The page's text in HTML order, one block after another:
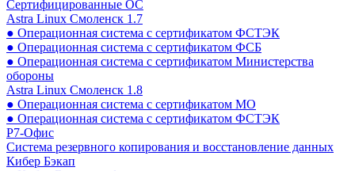
Сертифицированные ОС
Astra Linux Смоленск 1.7
● Операционная система с сертификатом ФСТЭК
● Операционная система с сертификатом ФСБ
● Операционная система с сертификатом Министерства
обороны
Astra Linux Смоленск 1.8
● Операционная система с сертификатом МО
● Операционная система с сертификатом ФСТЭК
Р7-Офис
Система резервного копирования и восстановление данных
Кибер Бэкап